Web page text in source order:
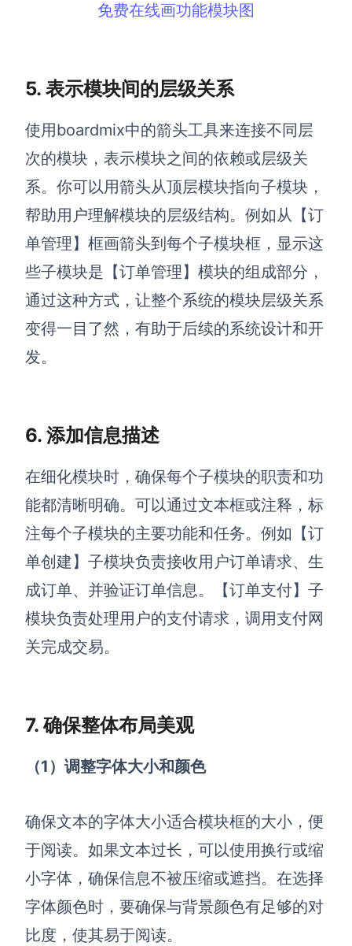
免费在线画功能模块图
5. 表示模块间的层级关系
使用boardmix中的箭头工具来连接不同层
次的模块，表示模块之间的依赖或层级关
系。你可以用箭头从顶层模块指向子模块，
帮助用户理解模块的层级结构。例如从【订
单管理】框画箭头到每个子模块框，显示这
些子模块是【订单管理】模块的组成部分，
通过这种方式，让整个系统的模块层级关系
变得一目了然，有助于后续的系统设计和开
发。
6. 添加信息描述
在细化模块时，确保每个子模块的职责和功
能都清晰明确。可以通过文本框或注释，标
注每个子模块的主要功能和任务。例如【订
单创建】子模块负责接收用户订单请求、生
成订单、并验证订单信息。【订单支付】子
模块负责处理用户的支付请求，调用支付网
关完成交易。
7. 确保整体布局美观
（1）调整字体大小和颜色
确保文本的字体大小适合模块框的大小，便
于阅读。如果文本过长，可以使用换行或缩
小字体，确保信息不被压缩或遮挡。在选择
字体颜色时，要确保与背景颜色有足够的对
比度，使其易于阅读。